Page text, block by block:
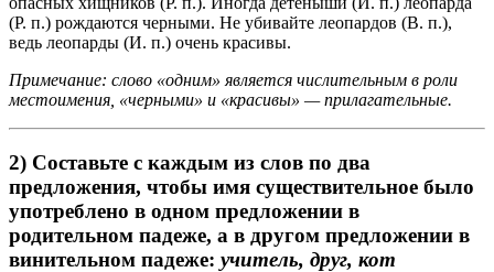
(Р. п.) рождаются черными. Не убивайте леопардов (В. п.),
ведь леопарды (И. п.) очень красивы.
Примечание: слово «одним» является числительным в роли
местоимения, «черными» и «красивы» — прилагательные.
2) Составьте с каждым из слов по два
предложения, чтобы имя существительное было
употреблено в одном предложении в
родительном падеже, а в другом предложении в
винительном падеже: учитель, друг, кот